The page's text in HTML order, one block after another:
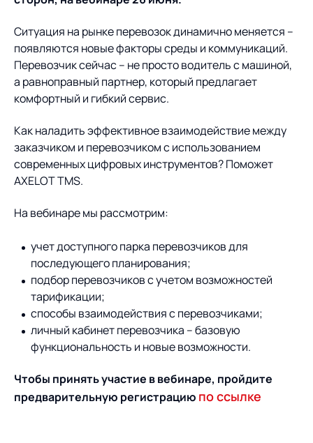
База знаний
База знаний
Ситуация на рынке перевозок динамично меняется –
появляются новые факторы среды и коммуникаций.
Перевозчик сейчас – не просто водитель с машиной,
а равноправный партнер, который предлагает
комфортный и гибкий сервис.
Как наладить эффективное взаимодействие между
заказчиком и перевозчиком с использованием
современных цифровых инструментов? Поможет
AXELOT TMS.
На вебинаре мы рассмотрим:
учет доступного парка перевозчиков для
последующего планирования;
подбор перевозчиков с учетом возможностей
тарификации;
способы взаимодействия с перевозчиками;
личный кабинет перевозчика – базовую
функциональность и новые возможности.
Чтобы принять участие в вебинаре, пройдите
предварительную регистрацию по ссылке